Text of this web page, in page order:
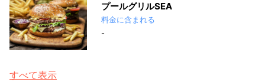
プールグリルSEA
料金に含まれる
-
すべて表示